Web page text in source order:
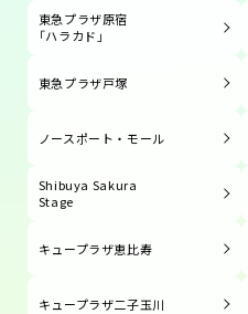
東急プラザ原宿
「ハラカド」
東急プラザ戸塚
ノースポート・モール
Shibuya Sakura
Stage
キュープラザ恵比寿
キュープラザ二子玉川